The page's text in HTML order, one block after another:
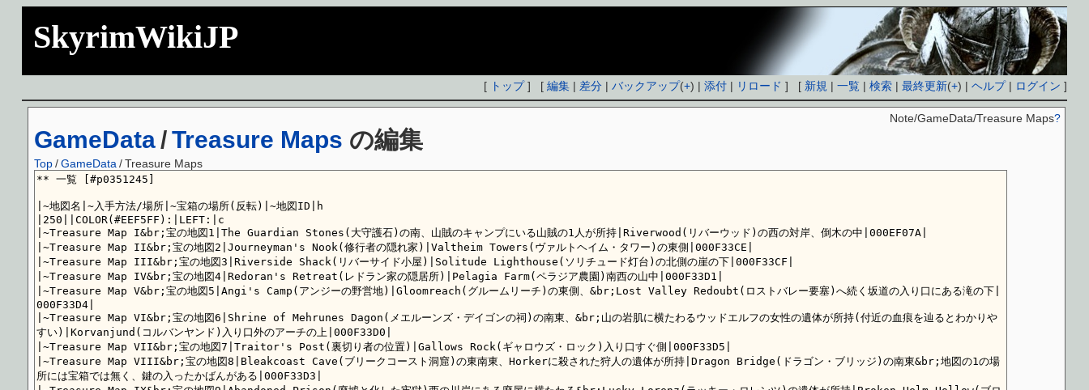
SkyrimWikiJP
[ トップ] [編集 | 差分 |バックアップ(+) |添付 | リロード ] [ 新規 |一覧 |検索 |最終更新(+) |ヘルプ| ログイン ]
GameData /Treasure Maps の編集
Note/GameData/Treasure Maps?
Top/GameData /Treasure Maps